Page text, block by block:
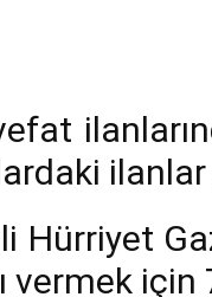
ilanlar
Hürriyet
vermek